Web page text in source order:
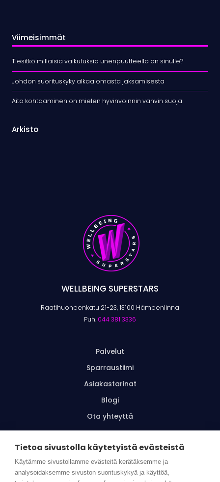
Viimeisimmät
Tiesitkö millaisia vaikutuksia unenpuutteella on sinulle?
Johdon suorituskyky alkaa omasta jaksamisesta
Aito kohtaaminen on mielen hyvinvoinnin vahvin suoja
Arkisto
WELLBEING SUPERSTARS
Raatihuoneenkatu 21-23, 13100 Hämeenlinna
Puh. 044 381 3336
Palvelut
Sparraustiimi
Asiakastarinat
Blogi
Ota yhteyttä
Tilaa uutiskirje
Tietoa sivustolla käytetyistä evästeistä
Käytämme sivustollamme evästeitä kerätäksemme ja
analysoidaksemme sivuston suorituskykyä ja käyttöä,